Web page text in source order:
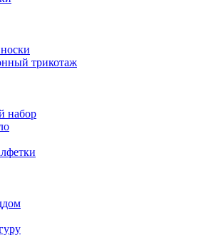
трикотаж
набор